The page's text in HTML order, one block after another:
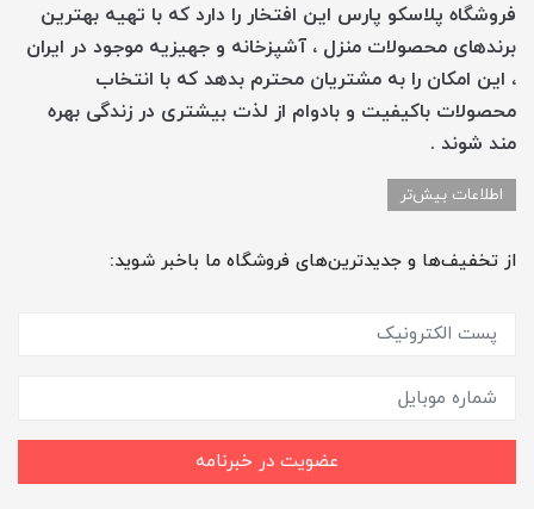
فروشگاه پلاسکو پارس این افتخار را دارد که با تهیه بهترین
برندهای محصولات منزل ، آشپزخانه و جهیزیه موجود در ایران
، این امکان را به مشتریان محترم بدهد که با انتخاب
محصولات باکیفیت و بادوام از لذت بیشتری در زندگی بهره
مند شوند .
اطلاعات بیش‌تر
از تخفیف‌ها و جدیدترین‌های فروشگاه ما باخبر شوید:
عضویت در خبرنامه